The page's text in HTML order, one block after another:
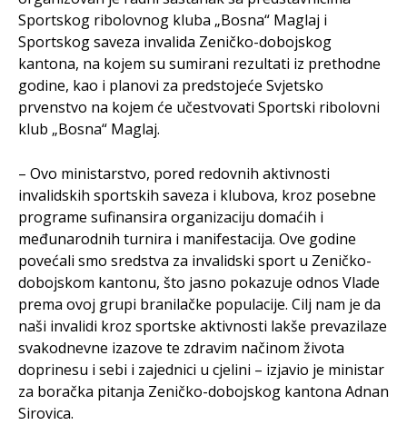
Sportskog ribolovnog kluba „Bosna“ Maglaj i
Sportskog saveza invalida Zeničko-dobojskog
kantona, na kojem su sumirani rezultati iz prethodne
godine, kao i planovi za predstojeće Svjetsko
prvenstvo na kojem će učestvovati Sportski ribolovni
klub „Bosna“ Maglaj.
– Ovo ministarstvo, pored redovnih aktivnosti
invalidskih sportskih saveza i klubova, kroz posebne
programe sufinansira organizaciju domaćih i
međunarodnih turnira i manifestacija. Ove godine
povećali smo sredstva za invalidski sport u Zeničko-
dobojskom kantonu, što jasno pokazuje odnos Vlade
prema ovoj grupi branilačke populacije. Cilj nam je da
naši invalidi kroz sportske aktivnosti lakše prevazilaze
svakodnevne izazove te zdravim načinom života
doprinesu i sebi i zajednici u cjelini – izjavio je ministar
za boračka pitanja Zeničko-dobojskog kantona Adnan
Sirovica.